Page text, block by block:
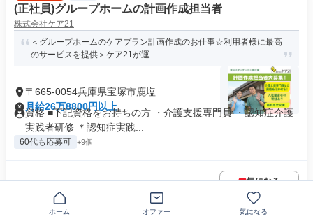
(正社員)グループホームの計画作成担当者
株式会社ケア21
＜グループホームのケアプラン計画作成のお仕事☆利用者様に最高
のサービスを提供＞ケア21が運...
〒665-0054兵庫県宝塚市鹿塩
月給26万8800円以上
資格 ■下記資格をお持ちの方 ・介護支援専門員 ・認知症介護
実践者研修 ＊認知症実践...
60代も応募可 +9個
気になる
この企業の類似求人を見る
ホーム オファー 気になる